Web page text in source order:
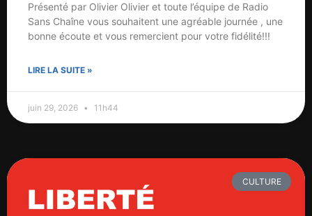
Présenté par Olivier Olivier et toute l’équipe de Radio
Sans Chaîne vous souhaitent une agréable journée , une
bonne écoute et vous remercient pour votre fidélité!!!
LIRE LA SUITE »
juin 29, 2026 11h44
CULTURE